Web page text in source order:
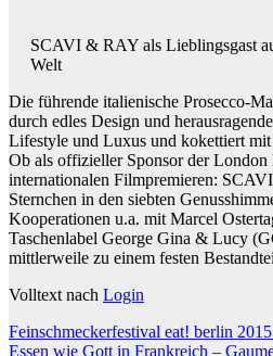
SCAVI & RAY als Lieblingsgast
Welt
Die führende italienische Prosecco-
durch edles Design und
Lifestyle und Luxus und kokettiert
Ob als offizieller Sponsor der London
internationalen Filmpremieren:
Sternchen in den siebten
Kooperationen u.a. mit Marcel
Taschenlabel George Gina & Lucy
mittlerweile zu einem festen
Volltext nach Login
Beitragsnavigation
Feinschmeckerfestival eat! berlin
Essen wie Gott in Frankreich –